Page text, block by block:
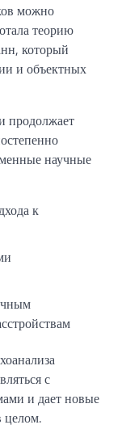
можно
теорию
который
и объектных
продолжает
научные
к
с
и дает новые
целом.